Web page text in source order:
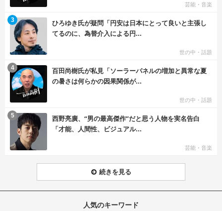
芸能・音楽
ひろゆき氏が疑問「円安は日本にとって良いと主張し
てるのに、為替介入による円...
世の中・話題
3
百田尚樹氏が私見「ソーラーパネルの増加と異常な夏
の暑さは何らかの因果関係が...
世の中・話題
4
西野亮廣、“男の最高傑作”だと思う人物を実名告白
「才能、人間性、ビジュアル...
芸能・音楽
5
続きを見る
人気のキーワード